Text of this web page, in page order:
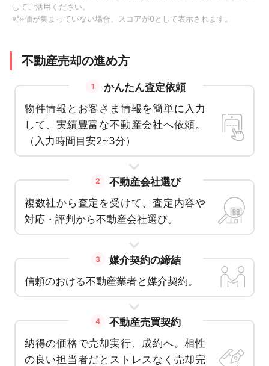
してご活用ください。
※評価が集まっていない場合、スコアが0として表示されます。
不動産売却の進め方
1
かんたん査定依頼
物件情報とお客さま情報を簡単に入力
して、実績豊富な不動産会社へ依頼。
（入力時間目安2~3分）
2
不動産会社選び
複数社から査定を受けて、査定内容や
対応・評判から不動産会社選び。
3
媒介契約の締結
信頼のおける不動産業者と媒介契約。
4
不動産売買契約
納得の価格で売却実行、成約へ。相性
の良い担当者だとストレスなく売却完